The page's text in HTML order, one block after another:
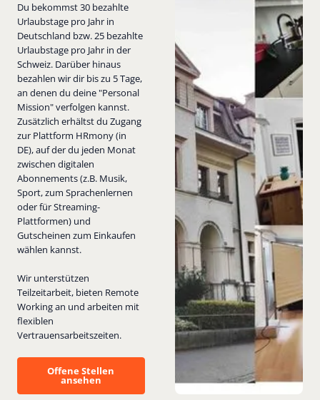
Du bekommst 30 bezahlte
Urlaubstage pro Jahr in
Deutschland bzw. 25 bezahlte
Urlaubstage pro Jahr in der
Schweiz. Darüber hinaus
bezahlen wir dir bis zu 5 Tage,
an denen du deine "Personal
Mission" verfolgen kannst.
Zusätzlich erhältst du Zugang
zur Plattform HRmony (in
DE), auf der du jeden Monat
zwischen digitalen
Abonnements (z.B. Musik,
Sport, zum Sprachenlernen
oder für Streaming-
Plattformen) und
Gutscheinen zum Einkaufen
wählen kannst.
Wir unterstützen
Teilzeitarbeit, bieten Remote
Working an und arbeiten mit
flexiblen
Vertrauensarbeitszeiten.
Offene Stellen ansehen
Offene Stellen
ansehen